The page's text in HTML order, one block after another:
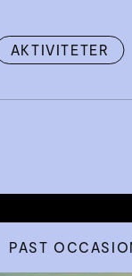
AKTIVITETER
PAST